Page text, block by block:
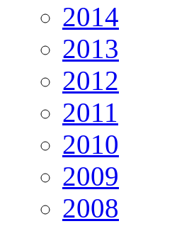
2014
2013
2012
2011
2010
2009
2008